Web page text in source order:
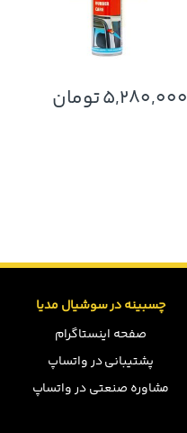
5,280,000تومان
چسبینه در سوشیال مدیا
صفحه اینستاگرام
پشتیبانی در واتساپ
مشاوره صنعتی در واتساپ